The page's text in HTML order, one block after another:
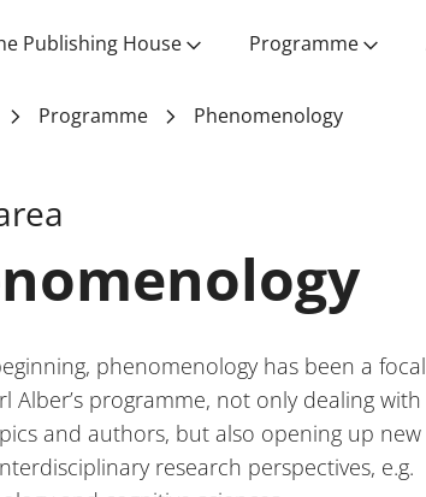
Publishing House Programme
Programme Phenomenology
phenomenology has been a focal
Alber’s programme, not only dealing with
and authors, but also opening up new
research perspectives, e.g.